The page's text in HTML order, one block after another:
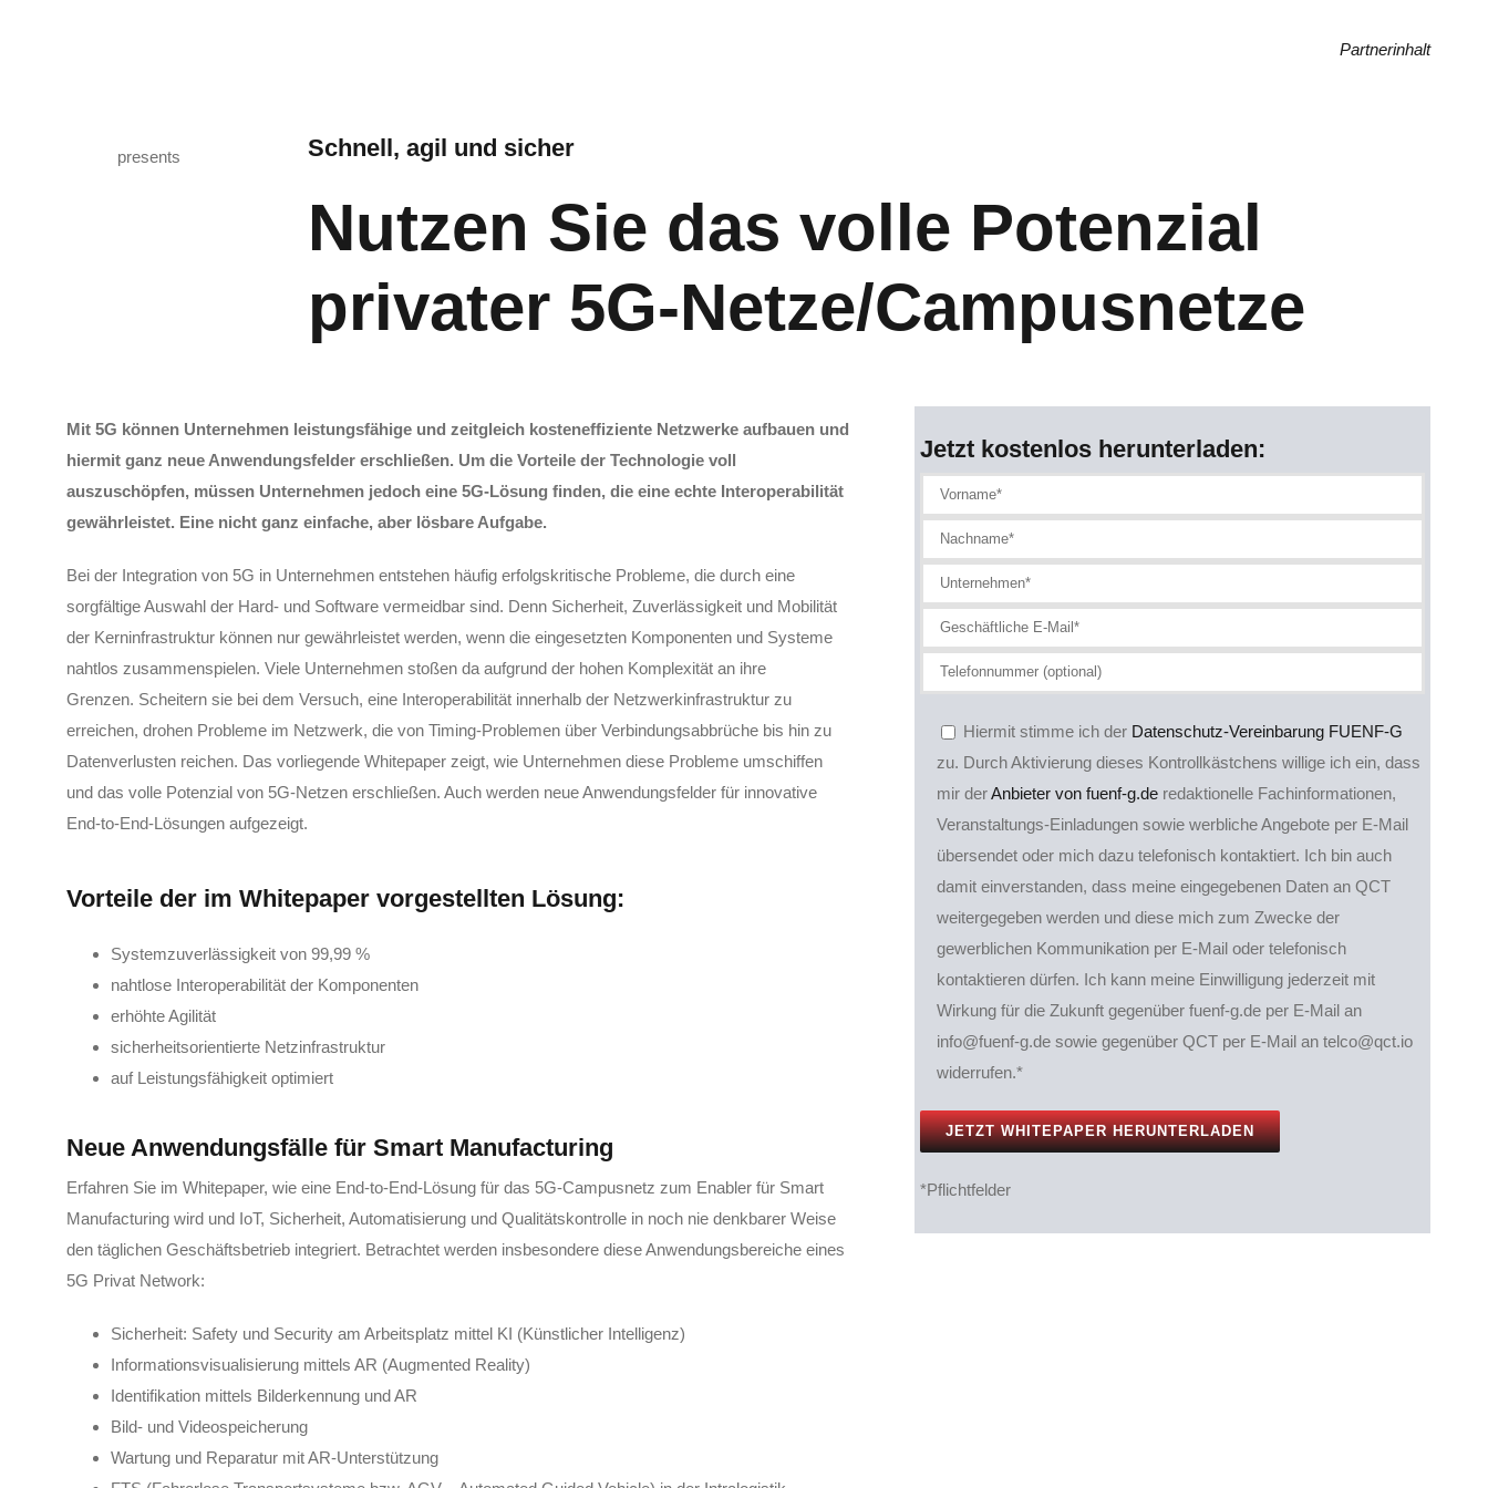
Partnerinhalt
presents Schnell, agil und sicher
Nutzen Sie das volle Potenzial
privater 5G-Netze/Campusnetze
Mit 5G können Unternehmen leistungsfähige und zeitgleich kosteneffizienteNetzwerke aufbauen und
hiermit ganz neue Anwendungsfelder erschließen. Um die Vorteile der Technologie voll
auszuschöpfen, müssen Unternehmen jedoch eine 5G-Lösung finden, die eine echte Interoperabilität
gewährleistet. Eine nicht ganz einfache, aber lösbare Aufgabe.
Bei der Integration von 5G in Unternehmen entstehen häufig erfolgskritische Probleme, die durch eine
sorgfältige Auswahl der Hard- und Software vermeidbar sind. Denn Sicherheit, Zuverlässigkeit und Mobilität
der Kerninfrastruktur können nur gewährleistet werden, wenn die eingesetzten Komponenten und Systeme
nahtlos zusammenspielen. Viele Unternehmen stoßen da aufgrund der hohen Komplexität an ihre
Grenzen. Scheitern sie bei dem Versuch, eine Interoperabilität innerhalb der Netzwerkinfrastruktur zu
erreichen, drohen Probleme im Netzwerk, die von Timing-Problemen über Verbindungsabbrüche bis hin zu
Datenverlusten reichen. Das vorliegende Whitepaper zeigt, wie Unternehmen diese Probleme umschiffen
und das volle Potenzial von 5G-Netzen erschließen. Auch werden neue Anwendungsfelder für innovative
End-to-End-Lösungen aufgezeigt.
Vorteile der im Whitepaper vorgestellten Lösung:
Systemzuverlässigkeit von 99,99 %
nahtlose Interoperabilität der Komponenten
erhöhte Agilität
sicherheitsorientierte Netzinfrastruktur
auf Leistungsfähigkeit optimiert
Neue Anwendungsfälle für Smart Manufacturing
Erfahren Sie im Whitepaper, wie eine End-to-End-Lösung für das 5G-Campusnetz zum Enabler für Smart
Manufacturing wird und IoT, Sicherheit, Automatisierung und Qualitätskontrolle in noch nie denkbarer Weise
den täglichen Geschäftsbetrieb integriert. Betrachtet werden insbesondere diese Anwendungsbereiche eines
5G Privat Network:
Sicherheit: Safety und Security am Arbeitsplatz mittel KI (Künstlicher Intelligenz)
Informationsvisualisierung mittels AR (Augmented Reality)
Identifikation mittels Bilderkennung und AR
Bild- und Videospeicherung
Wartung und Reparatur mit AR-Unterstützung
Jetzt kostenlos herunterladen:
Hiermit stimme ich der Datenschutz-Vereinbarung FUENF-G
zu. Durch Aktivierung dieses Kontrollkästchens willige ich ein, dass
mir derAnbieter von fuenf-g.deredaktionelle Fachinformationen,
Veranstaltungs-Einladungen sowie werbliche Angebote per E-Mail
übersendet oder mich dazu telefonisch kontaktiert. Ich bin auch
damit einverstanden, dass meine eingegebenen Daten an QCT
weitergegeben werden und diese mich zum Zwecke der
gewerblichen Kommunikation per E-Mail oder telefonisch
kontaktieren dürfen. Ich kann meine Einwilligung jederzeit mit
Wirkung für die Zukunft gegenüber fuenf-g.de per E-Mail an
info@fuenf-g.de sowie gegenüber QCT per E-Mail an telco@qct.io
widerrufen.*
*Pflichtfelder